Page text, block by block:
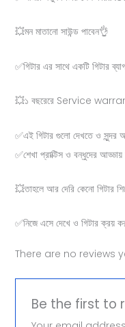
💥মন মাতানো সাউন্ড পাবেন👌
✅গিটার এর সাথে একটি গিটার
💥১ বছরেরে Service
✅এই গিটার গুলো দেখতে ও সুন্দর
✅শেখা প্রাক্টিস ও বন্ধুদের
💥তাহলে আর দেরি কেনো গিটার
✅নিজে এসে দেখে ও গিটার ক্রয়
There are no reviews
Be the first to